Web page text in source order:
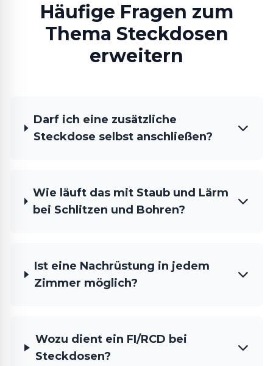
Häufige Fragen zum
Thema Steckdosen
erweitern
Darf ich eine zusätzliche
Steckdose selbst anschließen?
Wie läuft das mit Staub und Lärm
bei Schlitzen und Bohren?
Ist eine Nachrüstung in jedem
Zimmer möglich?
Wozu dient ein FI/RCD bei
Steckdosen?